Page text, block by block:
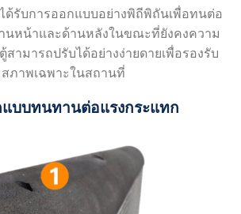
ด้รับการออกแบบอย่างพิถีพิถันเพื่อทนต่อ
นหน้าและด้านหลังในขณะที่ยังคงความ
สามารถปรับได้อย่างง่ายดายเพื่อรองรับ
สภาพเฉพาะในสถานที่
บบทนทานต่อแรงกระแทก